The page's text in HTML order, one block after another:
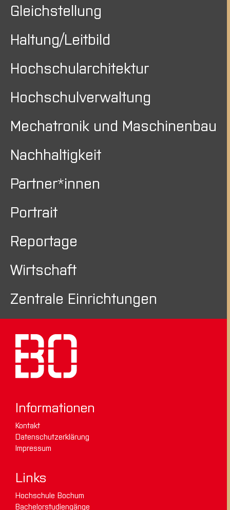
Gleichstellung
Haltung/Leitbild
Hochschularchitektur
Hochschulverwaltung
Mechatronik und Maschinenbau
Nachhaltigkeit
Partner*innen
Portrait
Reportage
Wirtschaft
Zentrale Einrichtungen
Informationen
Kontakt
Datenschutzerklärung
Impressum
Links
Hochschule Bochum
Bachelorstudiengänge